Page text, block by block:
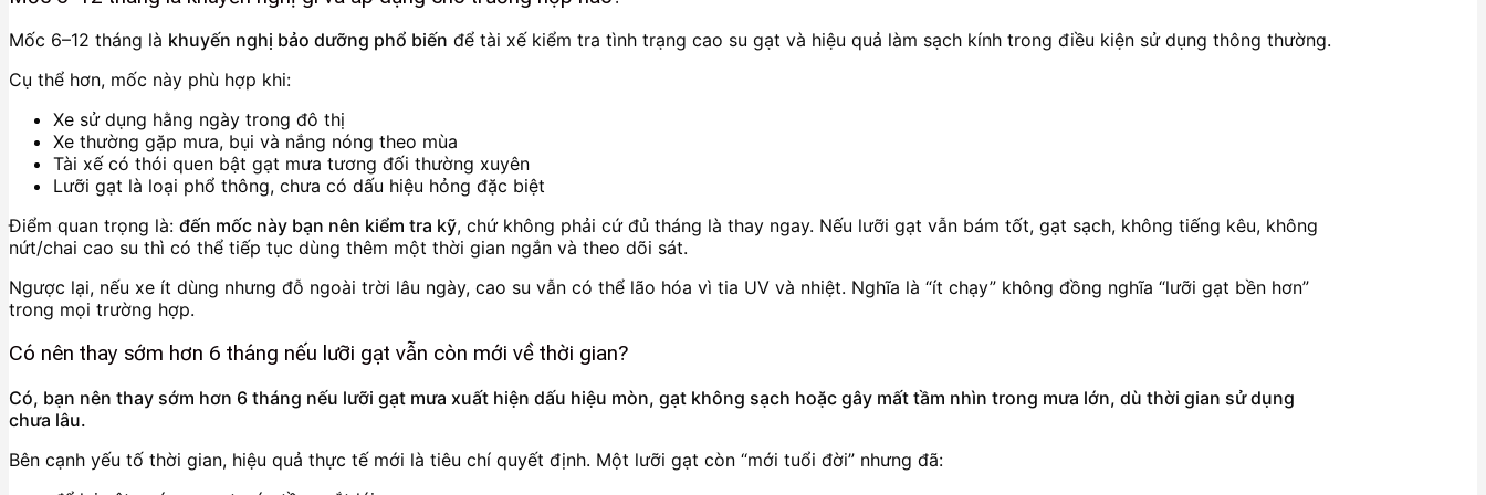
Mốc 6–12 tháng là khuyến nghị bảo dưỡng phổ biến để tài xế kiểm tra tình trạng cao su gạt và hiệu quả làm sạch kính trong điều kiện sử dụng thông thường.
Cụ thể hơn, mốc này phù hợp khi:
Xe sử dụng hằng ngày trong đô thị
Xe thường gặp mưa, bụi và nắng nóng theo mùa
Tài xế có thói quen bật gạt mưa tương đối thường xuyên
Lưỡi gạt là loại phổ thông, chưa có dấu hiệu hỏng đặc biệt
Điểm quan trọng là: đến mốc này bạn nên kiểm tra kỹ, chứ không phải cứ đủ tháng là thay ngay. Nếu lưỡi gạt vẫn bám tốt, gạt sạch, không tiếng kêu, không
nứt/chai cao su thì có thể tiếp tục dùng thêm một thời gian ngắn và theo dõi sát.
Ngược lại, nếu xe ít dùng nhưng đỗ ngoài trời lâu ngày, cao su vẫn có thể lão hóa vì tia UV và nhiệt. Nghĩa là “ít chạy” không đồng nghĩa “lưỡi gạt bền hơn”
trong mọi trường hợp.
Có nên thay sớm hơn 6 tháng nếu lưỡi gạt vẫn còn mới về thời gian?
Có, bạn nên thay sớm hơn 6 tháng nếu lưỡi gạt mưa xuất hiện dấu hiệu mòn, gạt không sạch hoặc gây mất tầm nhìn trong mưa lớn, dù thời gian sử dụng
chưa lâu.
Bên cạnh yếu tố thời gian, hiệu quả thực tế mới là tiêu chí quyết định. Một lưỡi gạt còn “mới tuổi đời” nhưng đã: